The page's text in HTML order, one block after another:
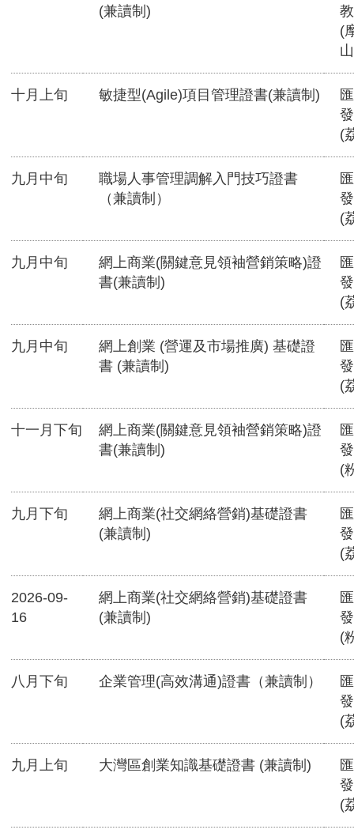
(兼讀制)
(
十月上旬 敏捷型(Agile)項目管理證書(兼讀制)
(
九月中旬
職場人事管理調解入門技巧證書
（兼讀制）
(
九月中旬
網上商業(關鍵意見領袖營銷策略)證
書(兼讀制)
(
九月中旬
網上創業 (營運及市場推廣) 基礎證
書 (兼讀制)
(
十一月下旬
網上商業(關鍵意見領袖營銷策略)證
書(兼讀制)
(
九月下旬
網上商業(社交網絡營銷)基礎證書
(兼讀制)
(
2026-09-
16
網上商業(社交網絡營銷)基礎證書
(兼讀制)
(
八月下旬 企業管理(高效溝通)證書（兼讀制）
(
九月上旬 大灣區創業知識基礎證書 (兼讀制)
(